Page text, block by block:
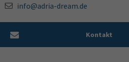
info@adria-dream.de
Kontakt